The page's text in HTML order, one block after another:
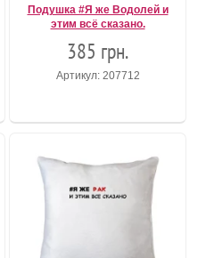
Подушка #Я же Водолей и
этим всё сказано.
385 грн.
Артикул: 207712